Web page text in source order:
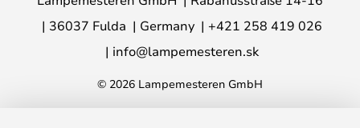
36037 Fulda
Germany
+421 258 419 026
info@lampemesteren.sk
© 2026 Lampemesteren GmbH